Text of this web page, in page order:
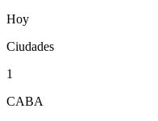
Hoy
Ciudades
1
CABA